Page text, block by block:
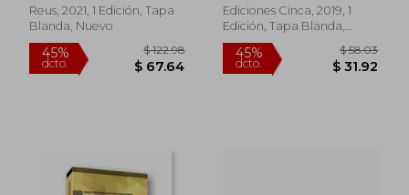
Reus, 2021, 1 Edición, Tapa
Blanda, Nuevo
45%
dcto.
Internacional Sobre
los Derechos de las
Discapacidad
(Coleccion
Ediciones Cinca, 2019, 1
Edición, Tapa Blanda,
Nuevo